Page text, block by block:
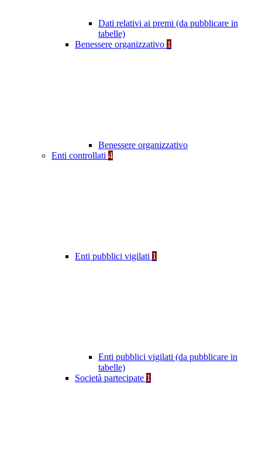
Dati relativi ai premi (da pubblicare in
tabelle)
Benessere organizzativo 1
Benessere organizzativo
Enti controllati 4
Enti pubblici vigilati 1
Enti pubblici vigilati (da pubblicare in
tabelle)
Società partecipate 1